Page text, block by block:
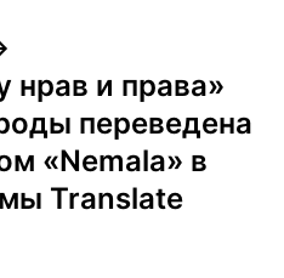
нрав и права»
переведена
«Nemala» в
Translate